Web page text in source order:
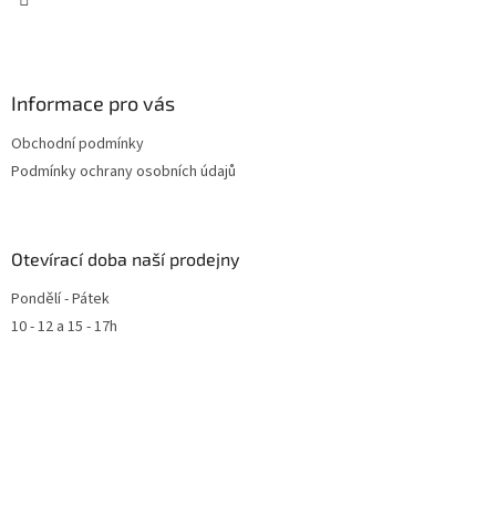
Informace pro vás
Obchodní podmínky
Podmínky ochrany osobních údajů
Otevírací doba naší prodejny
Pondělí - Pátek
10 - 12 a 15 - 17h